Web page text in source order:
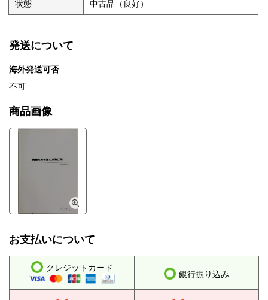
状態 中古品（良好）
発送について
海外発送可否
不可
商品画像
お支払いについて
クレジットカード
銀行振り込み